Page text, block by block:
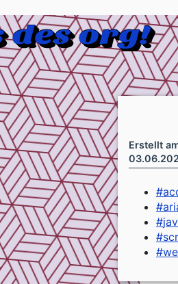
Erstellt
#
#
#
#
#